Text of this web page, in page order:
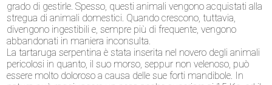
grado di gestirle. Spesso, questi animali vengono acquistati alla
stregua di animali domestici. Quando crescono, tuttavia,
divengono ingestibili e, sempre più di frequente, vengono
abbandonati in maniera inconsulta.
La tartaruga serpentina è stata inserita nel novero degli animali
pericolosi in quanto, il suo morso, seppur non velenoso, può
essere molto doloroso a causa delle sue forti mandibole. In